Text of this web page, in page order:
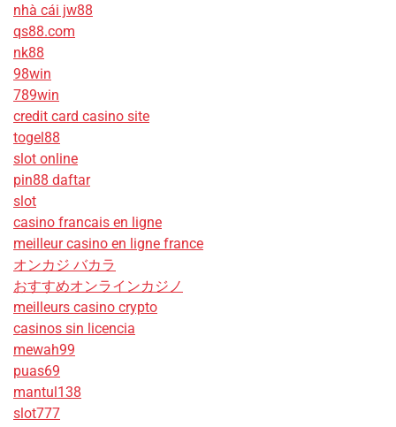
nhà cái jw88
qs88.com
nk88
98win
789win
credit card casino site
togel88
slot online
pin88 daftar
slot
casino francais en ligne
meilleur casino en ligne france
オンカジ バカラ
おすすめオンラインカジノ
meilleurs casino crypto
casinos sin licencia
mewah99
puas69
mantul138
slot777